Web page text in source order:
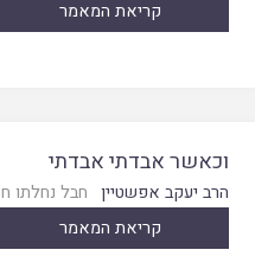
קריאת המאמר
וכאשר אבדתי אבדתי
הרב יעקב אפשטיין חבל נחלתו ח
קריאת המאמר